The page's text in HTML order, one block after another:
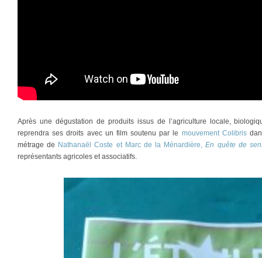
Après une dégustation de produits issus de l’agriculture locale,
reprendra ses droits avec un film soutenu par le mouvement Colibris
métrage de Nathanaël Coste et Marc de la Ménardière,
En quête de
représentants agricoles et associatifs.